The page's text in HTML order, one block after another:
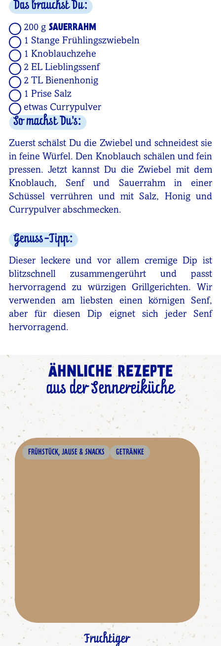
Das brauchst Du:
200 g SAUERRAHM
1 Stange Frühlingszwiebeln
1 Knoblauchzehe
2 EL Lieblingssenf
2 TL Bienenhonig
1 Prise Salz
etwas Currypulver
So machst Du's:
Zuerst schälst Du die Zwiebel und schneidest sie
in feine Würfel. Den Knoblauch schälen und fein
pressen. Jetzt kannst Du die Zwiebel mit dem
Knoblauch, Senf und Sauerrahm in einer
Schüssel verrühren und mit Salz, Honig und
Currypulver abschmecken.
Genuss-Tipp:
Dieser leckere und vor allem cremige Dip ist
blitzschnell zusammengerührt und passt
hervorragend zu würzigen Grillgerichten. Wir
verwenden am liebsten einen körnigen Senf,
aber für diesen Dip eignet sich jeder Senf
hervorragend.
ÄHNLICHE REZEPTE
aus der Sennereiküche
FRÜHSTÜCK, JAUSE & SNACKS GETRÄNKE
Fruchtiger